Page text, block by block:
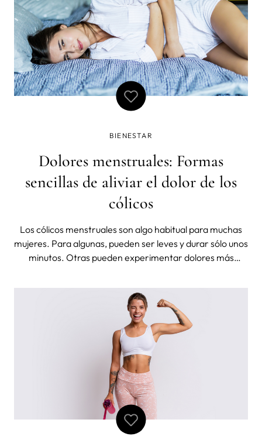
BIENESTAR
Dolores menstruales: Formas
sencillas de aliviar el dolor de los
cólicos
Los cólicos menstruales son algo habitual para muchas
mujeres. Para algunas, pueden ser leves y durar sólo unos
minutos. Otras pueden experimentar dolores más
del blog, exploraremos formas sencillas de aliviar el dolor
de los cólicos. ¿Qué